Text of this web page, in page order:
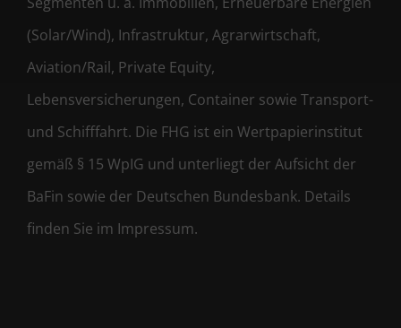
(Solar/Wind), Infrastruktur, Agrarwirtschaft,
Aviation/Rail, Private Equity,
Lebensversicherungen, Container sowie Transport-
und Schifffahrt. Die FHG ist ein Wertpapierinstitut
gemäß § 15 WpIG und unterliegt der Aufsicht der
BaFin sowie der Deutschen Bundesbank. Details
finden Sie im Impressum.